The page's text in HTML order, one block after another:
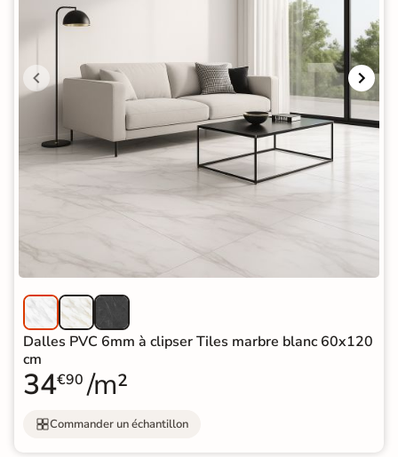
Dalles PVC 6mm à clipser Tiles marbre blanc 60x120
cm
34€90 /m²
Commander un échantillon